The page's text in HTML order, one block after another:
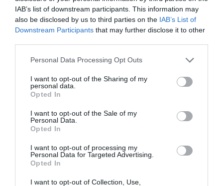
IAB’s list of downstream participants. This information may
also be disclosed by us to third parties on the IAB’s List of
Downstream Participants that may further disclose it to other
Please note that this website/app uses one or more Google
not limited to your visit or usage behaviour. You may click to
grant or deny consent to Google and its third-party tags to
use your data for below specified purposes in below Google
consent section.
Personal Data Processing Opt Outs
I want to opt-out of the Sharing of my
personal data.
Opted In
I want to opt-out of the Sale of my
Personal Data.
Opted In
I want to opt-out of processing my
Personal Data for Targeted Advertising.
Opted In
I want to opt-out of Collection, Use,
Ο Παναθηναϊκός ήταν ο μεγάλος πρωταγωνιστής στο
Πανελλήνιο πρωτάθλημα στίβου. Η ανωτερότητα του
βαθμολογία του ΣΕΓΑΣ σε άνδρες και γυναίκες.
28.07.2026 ΣΤΙΒΟΣ